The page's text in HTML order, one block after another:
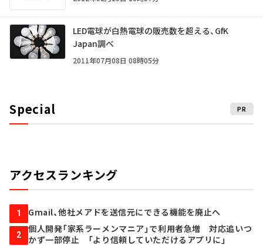
LED電球が白熱電球の販売数を超える、GfK
Japan調べ
2011年07月08日 08時05分
Special PR
アクセスランキング
1 Gmail、他社メアドを送信元にできる機能を廃止へ
2
個人開発「家系ラーメンマニア」で利用者急増 対応追いつ
かず一部停止 「より信頼していただけるアプリに」